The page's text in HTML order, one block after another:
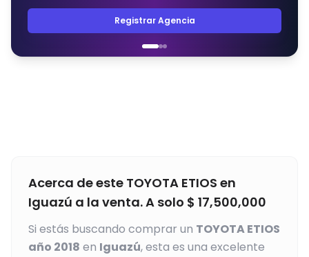
Registrar Agencia
Acerca de este TOYOTA ETIOS en
Iguazú a la venta. A solo $ 17,500,000
Si estás buscando comprar un TOYOTAETIOS
año 2018 en Iguazú, esta es una excelente